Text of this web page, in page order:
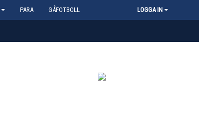
PARA GÅFOTBOLL LOGGA IN